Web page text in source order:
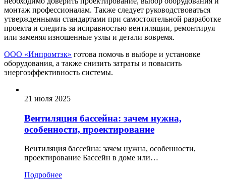
монтаж профессионалам. Также следует руководствоваться
утвержденными стандартами при самостоятельной разработке
проекта и следить за исправностью вентиляции, ремонтируя
или заменяя изношенные узлы и детали вовремя.
ООО «Инпромтэк» готова помочь в выборе и установке
оборудования, а также снизить затраты и повысить
энергоэффективность системы.
21 июля 2025
Вентиляция бассейна: зачем нужна,
особенности, проектирование
Вентиляция бассейна: зачем нужна, особенности,
проектирование Бассейн в доме или…
Подробнее